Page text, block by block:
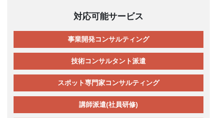
対応可能サービス
事業開発コンサルティング
技術コンサルタント派遣
スポット専門家コンサルティング
講師派遣(社員研修)